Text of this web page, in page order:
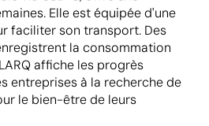
Elle est équipée d'une
faciliter son transport. Des
la consommation
affiche les progrès
entreprises à la recherche de
le bien-être de leurs